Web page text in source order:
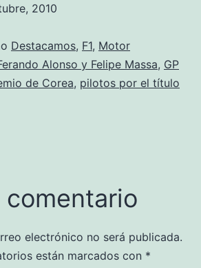
2010
Destacamos, F1, Motor
Alonso y Felipe Massa, GP
de Corea, pilotos por el título
comentario
electrónico no será publicada.
están marcados con *